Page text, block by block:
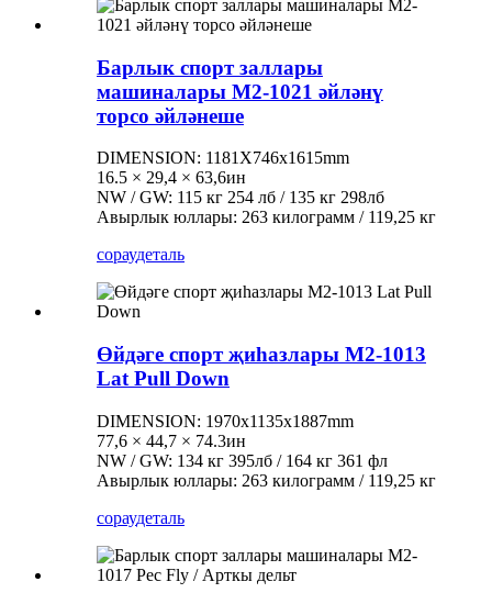
Барлык спорт заллары
машиналары M2-1021 әйләнү
торсо әйләнеше
DIMENSION: 1181X746x1615mm
16.5 × 29,4 × 63,6ин
NW / GW: 115 кг 254 лб / 135 кг 298лб
Авырлык юллары: 263 килограмм / 119,25 кг
сораудеталь
Өйдәге спорт җиһазлары M2-1013
Lat Pull Down
DIMENSION: 1970x1135x1887mm
77,6 × 44,7 × 74.3ин
NW / GW: 134 кг 395лб / 164 кг 361 фл
Авырлык юллары: 263 килограмм / 119,25 кг
сораудеталь